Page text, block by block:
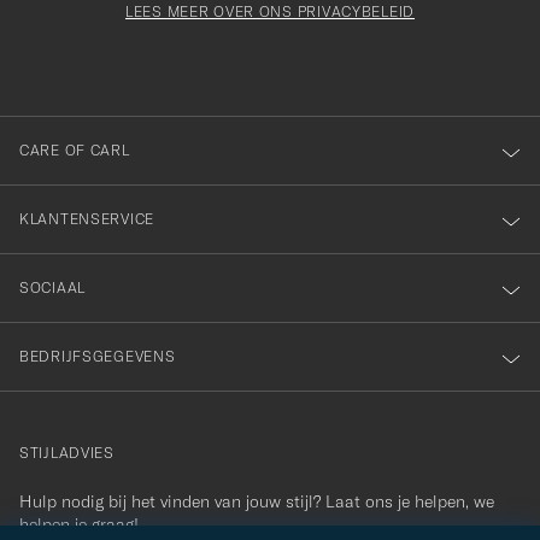
onze
nieuwsbrief!
LEES MEER OVER ONS PRIVACYBELEID
CARE OF CARL
KLANTENSERVICE
SOCIAAL
BEDRIJFSGEGEVENS
contact@careofcarl.com
STIJLADVIES
Hulp nodig bij het vinden van jouw stijl? Laat ons je helpen, we
helpen je graag!